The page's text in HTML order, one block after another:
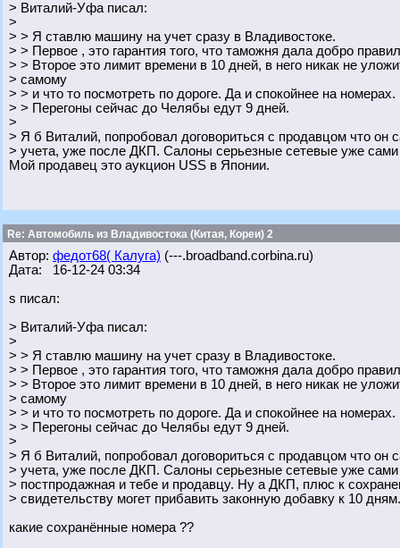
> Виталий-Уфа писал:
>
> > Я ставлю машину на учет сразу в Владивостоке.
> > Первое , это гарантия того, что таможня дала добро
> > Второе это лимит времени в 10 дней, в него никак не
> самому
> > и что то посмотреть по дороге. Да и спокойнее на номерах.
> > Перегоны сейчас до Челябы едут 9 дней.
>
> Я б Виталий, попробовал договориться с продавцом что он
> учета, уже после ДКП. Салоны серьезные сетевые уже сами
Мой продавец это аукцион USS в Японии.
Re: Автомобиль из Владивостока (Китая, Кореи) 2
Автор: федот68( Калуга) (---.broadband.corbina.ru)
Дата: 16-12-24 03:34
s писал:
> Виталий-Уфа писал:
>
> > Я ставлю машину на учет сразу в Владивостоке.
> > Первое , это гарантия того, что таможня дала добро
> > Второе это лимит времени в 10 дней, в него никак не
> самому
> > и что то посмотреть по дороге. Да и спокойнее на номерах.
> > Перегоны сейчас до Челябы едут 9 дней.
>
> Я б Виталий, попробовал договориться с продавцом что он
> учета, уже после ДКП. Салоны серьезные сетевые уже сами
> постпродажная и тебе и продавцу. Ну а ДКП, плюс к
> свидетельству могет прибавить законную добавку к 10
какие сохранённые номера ??